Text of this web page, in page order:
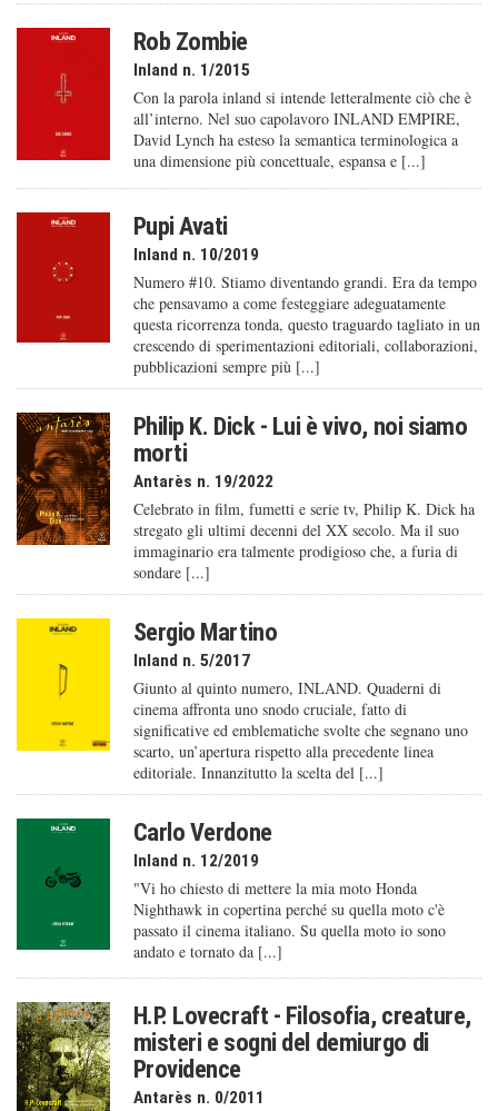
Rob Zombie
Inland n. 1/2015
Con la parola inland si intende letteralmente ciò che è
all’interno. Nel suo capolavoro INLAND EMPIRE,
David Lynch ha esteso la semantica terminologica a
una dimensione più concettuale, espansa e [...]
Pupi Avati
Inland n. 10/2019
Numero #10. Stiamo diventando grandi. Era da tempo
che pensavamo a come festeggiare adeguatamente
questa ricorrenza tonda, questo traguardo tagliato in un
crescendo di sperimentazioni editoriali, collaborazioni,
pubblicazioni sempre più [...]
Philip K. Dick - Lui è vivo, noi siamo
morti
Antarès n. 19/2022
Celebrato in film, fumetti e serie tv, Philip K. Dick ha
stregato gli ultimi decenni del XX secolo. Ma il suo
immaginario era talmente prodigioso che, a furia di
sondare [...]
Sergio Martino
Inland n. 5/2017
Giunto al quinto numero, INLAND. Quaderni di
cinema affronta uno snodo cruciale, fatto di
significative ed emblematiche svolte che segnano uno
scarto, un’apertura rispetto alla precedente linea
editoriale. Innanzitutto la scelta del [...]
Carlo Verdone
Inland n. 12/2019
"Vi ho chiesto di mettere la mia moto Honda
Nighthawk in copertina perché su quella moto c'è
passato il cinema italiano. Su quella moto io sono
andato e tornato da [...]
H.P. Lovecraft - Filosofia, creature,
misteri e sogni del demiurgo di
Providence
Antarès n. 0/2011